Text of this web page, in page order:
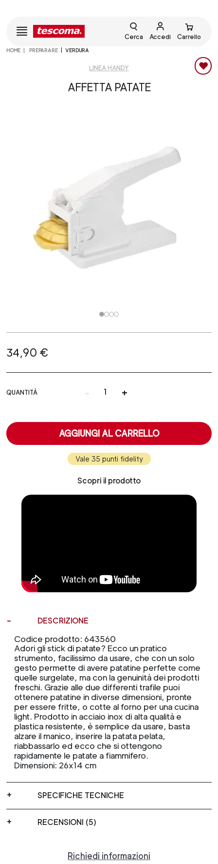
Cerca Accedi Carrello
HOME PREPARARE VERDURA
LINEA HANDY
AFFETTA PATATE
34,90 €
QUANTITÀ - +
AGGIUNGI AL CARRELLO
Vale 35 punti fidelity
Scopri il prodotto
DESCRIZIONE
Codice prodotto: 643560
Adori gli stick di patate? Ecco un pratico
strumento, facilissimo da usare, che con un solo
gesto permette di avere patatine perfette come
quelle surgelate, ma con la genuinità dei prodotti
freschi. Grazie alle due differenti trafile puoi
ottenere patatine in diverse dimensioni, pronte
per essere fritte, o cotte al forno per una cucina
light. Prodotto in acciaio inox di alta qualità e
plastica resistente, è semplice da usare, basta
alzare il manico, inserire la patata pelata,
riabbassarlo ed ecco che si ottengono
rapidamente le patate a fiammifero.
Dimensioni: 26x14 cm
SPECIFICHE TECNICHE
RECENSIONI (5)
Richiedi informazioni